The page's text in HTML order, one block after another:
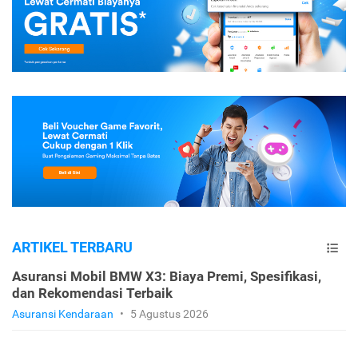
ARTIKEL TERBARU
Asuransi Mobil BMW X3: Biaya Premi, Spesifikasi,
dan Rekomendasi Terbaik
Asuransi Kendaraan • 5 Agustus 2026